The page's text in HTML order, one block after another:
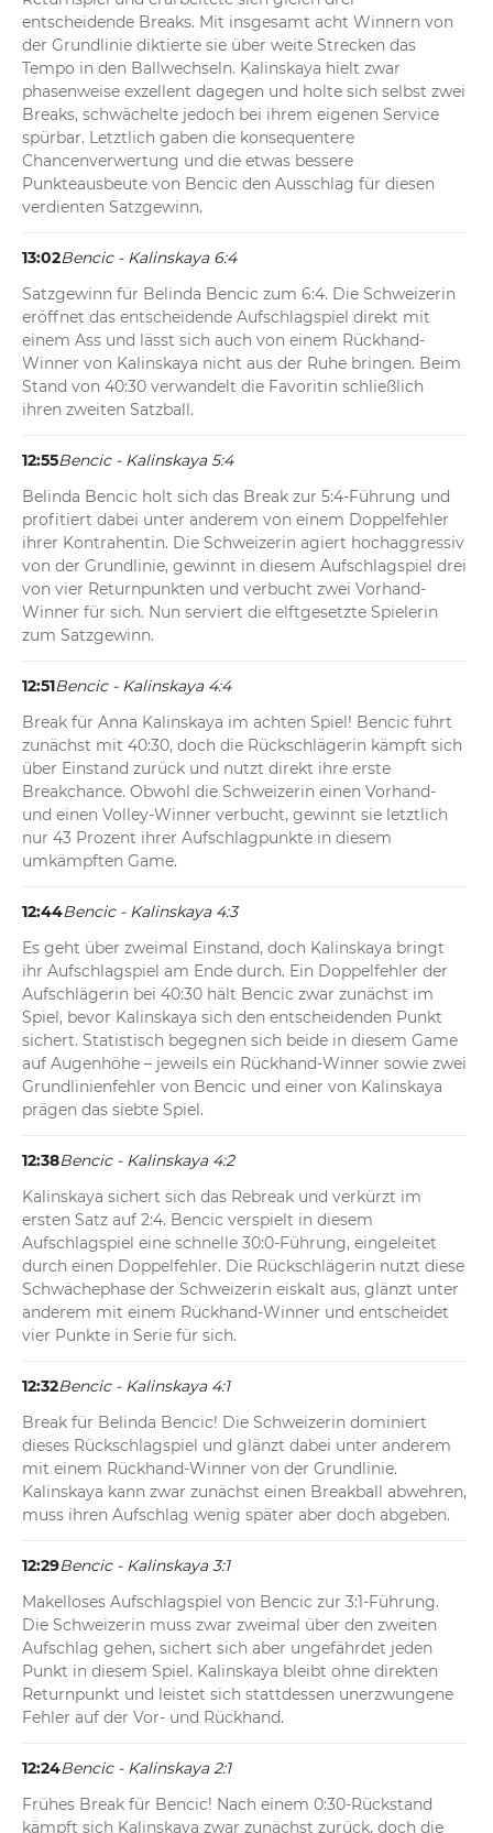
entscheidende Breaks. Mit insgesamt acht Winnern von
der Grundlinie diktierte sie über weite Strecken das
Tempo in den Ballwechseln. Kalinskaya hielt zwar
phasenweise exzellent dagegen und holte sich selbst zwei
Breaks, schwächelte jedoch bei ihrem eigenen Service
spürbar. Letztlich gaben die konsequentere
Chancenverwertung und die etwas bessere
Punkteausbeute von Bencic den Ausschlag für diesen
verdienten Satzgewinn.
13:02Bencic - Kalinskaya 6:4
Satzgewinn für Belinda Bencic zum 6:4. Die Schweizerin
eröffnet das entscheidende Aufschlagspiel direkt mit
einem Ass und lässt sich auch von einem Rückhand-
Winner von Kalinskaya nicht aus der Ruhe bringen. Beim
Stand von 40:30 verwandelt die Favoritin schließlich
ihren zweiten Satzball.
12:55Bencic - Kalinskaya 5:4
Belinda Bencic holt sich das Break zur 5:4-Führung und
profitiert dabei unter anderem von einem Doppelfehler
ihrer Kontrahentin. Die Schweizerin agiert hochaggressiv
von der Grundlinie, gewinnt in diesem Aufschlagspiel drei
von vier Returnpunkten und verbucht zwei Vorhand-
Winner für sich. Nun serviert die elftgesetzte Spielerin
zum Satzgewinn.
12:51Bencic - Kalinskaya 4:4
Break für Anna Kalinskaya im achten Spiel! Bencic führt
zunächst mit 40:30, doch die Rückschlägerin kämpft sich
über Einstand zurück und nutzt direkt ihre erste
Breakchance. Obwohl die Schweizerin einen Vorhand-
und einen Volley-Winner verbucht, gewinnt sie letztlich
nur 43 Prozent ihrer Aufschlagpunkte in diesem
umkämpften Game.
12:44Bencic - Kalinskaya 4:3
Es geht über zweimal Einstand, doch Kalinskaya bringt
ihr Aufschlagspiel am Ende durch. Ein Doppelfehler der
Aufschlägerin bei 40:30 hält Bencic zwar zunächst im
Spiel, bevor Kalinskaya sich den entscheidenden Punkt
sichert. Statistisch begegnen sich beide in diesem Game
auf Augenhöhe – jeweils ein Rückhand-Winner sowie zwei
Grundlinienfehler von Bencic und einer von Kalinskaya
prägen das siebte Spiel.
12:38Bencic - Kalinskaya 4:2
Kalinskaya sichert sich das Rebreak und verkürzt im
ersten Satz auf 2:4. Bencic verspielt in diesem
Aufschlagspiel eine schnelle 30:0-Führung, eingeleitet
durch einen Doppelfehler. Die Rückschlägerin nutzt diese
Schwächephase der Schweizerin eiskalt aus, glänzt unter
anderem mit einem Rückhand-Winner und entscheidet
vier Punkte in Serie für sich.
12:32Bencic - Kalinskaya 4:1
Break für Belinda Bencic! Die Schweizerin dominiert
dieses Rückschlagspiel und glänzt dabei unter anderem
mit einem Rückhand-Winner von der Grundlinie.
Kalinskaya kann zwar zunächst einen Breakball abwehren,
muss ihren Aufschlag wenig später aber doch abgeben.
12:29Bencic - Kalinskaya 3:1
Makelloses Aufschlagspiel von Bencic zur 3:1-Führung.
Die Schweizerin muss zwar zweimal über den zweiten
Aufschlag gehen, sichert sich aber ungefährdet jeden
Punkt in diesem Spiel. Kalinskaya bleibt ohne direkten
Returnpunkt und leistet sich stattdessen unerzwungene
Fehler auf der Vor- und Rückhand.
12:24Bencic - Kalinskaya 2:1
Frühes Break für Bencic! Nach einem 0:30-Rückstand
kämpft sich Kalinskaya zwar zunächst zurück, doch die